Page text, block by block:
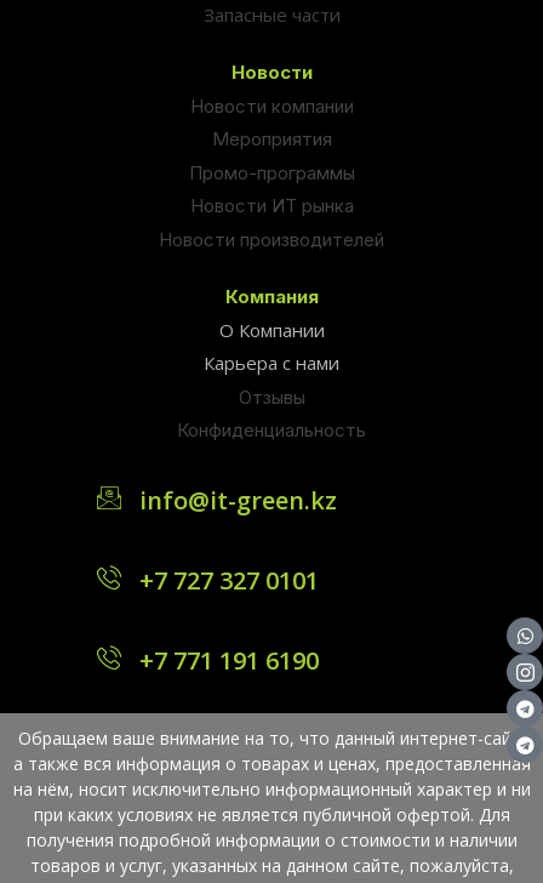
Запасные части
Новости
Новости компании
Мероприятия
Промо-программы
Новости ИТ рынка
Новости производителей
Компания
О Компании
Карьера с нами
Отзывы
Конфиденциальность
info@it-green.kz
+7 727 327 0101
+7 771 191 6190
Обращаем ваше внимание на то, что данный интернет-сайт,
а также вся информация о товарах и ценах, предоставленная
на нём, носит исключительно информационный характер и ни
при каких условиях не является публичной офертой. Для
получения подробной информации о стоимости и наличии
товаров и услуг, указанных на данном сайте, пожалуйста,